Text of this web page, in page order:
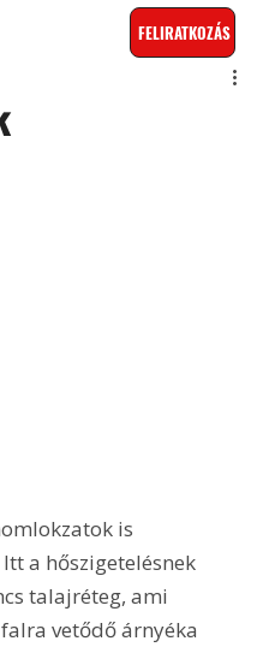
FELIRATKOZÁS
is
a hőszigetelésnek
talajréteg, ami
vetődő árnyéka